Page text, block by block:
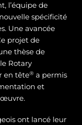
l’équipe de
spécificité
Une avancée
projet de
thèse de
Rotary
en tête® a permis
et
œuvre.
ont lancé leur